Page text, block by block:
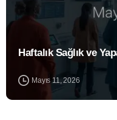
Haftalık Sağlık ve
Mayıs 11, 2026